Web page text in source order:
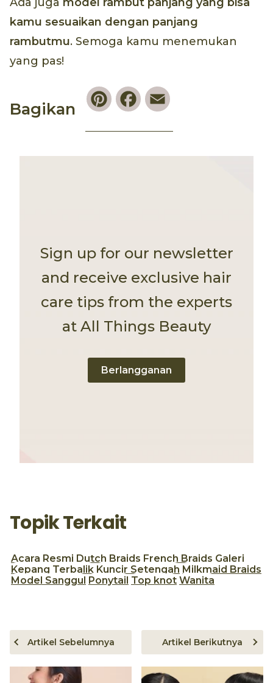
kamu sesuaikan dengan panjang
rambutmu. Semoga kamu menemukan
yang pas!
Bagikan
PinterestFacebook
Sign up for our newsletter
and receive exclusive hair
care tips from the experts
at All Things Beauty
Berlangganan
Topik Terkait
Acara Resmi Dutch Braids French Braids Galeri
Kepang Terbalik Kuncir Setengah Milkmaid Braids
Model Sanggul Ponytail Top knot Wanita
Artikel Sebelumnya Artikel Berikutnya